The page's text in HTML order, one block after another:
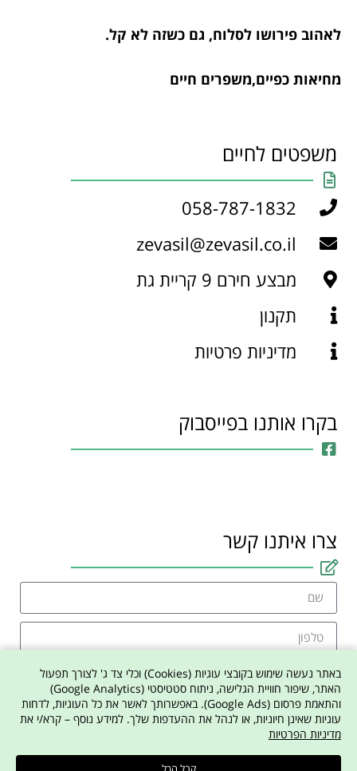
לאהוב פירושו לסלוח, גם כשזה לא קל.
מחיאות כפיים,משפרים חיים
משפטים לחיים
058-787-1832
zevasil@zevasil.co.il
מבצע חירם 9 קריית גת
תקנון
מדיניות פרטיות
בקרו אותנו בפייסבוק
צרו איתנו קשר
אני מסכים למדיניות הפרטיות באתר
באתר נעשה שימוש בקובצי עוגיות (Cookies) וכלי צד ג' לצורך תפעול
האתר, שיפור חוויית הגלישה, ניתוח סטטיסטי (Google Analytics)
והתאמת פרסום (Google Ads). באפשרותך לאשר את כל העוגיות, לדחות
עוגיות שאינן חיוניות, או לנהל את ההעדפות שלך. למידע נוסף – קרא/י את
מדיניות הפרטיות